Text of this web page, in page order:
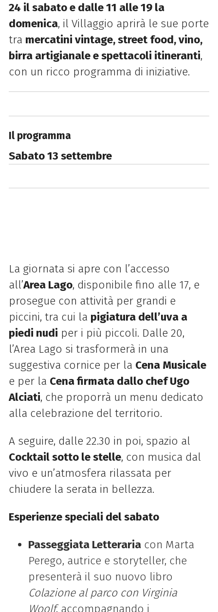
24 il sabato e dalle 11 alle 19 la
domenica, il Villaggio aprirà le sue porte
tra mercatini vintage, street food, vino,
birra artigianale e spettacoli itineranti,
con un ricco programma di iniziative.
Il programma
Sabato 13 settembre
La giornata si apre con l’accesso
all’Area Lago, disponibile fino alle 17, e
prosegue con attività per grandi e
piccini, tra cui la pigiatura dell’uva a
piedi nudi per i più piccoli. Dalle 20,
l’Area Lago si trasformerà in una
suggestiva cornice per la Cena Musicale
e per la Cena firmata dallo chef Ugo
Alciati, che proporrà un menu dedicato
alla celebrazione del territorio.
A seguire, dalle 22.30 in poi, spazio al
Cocktail sotto le stelle, con musica dal
vivo e un’atmosfera rilassata per
chiudere la serata in bellezza.
Esperienze speciali del sabato
Passeggiata Letterariacon Marta
Perego, autrice e storyteller, che
presenterà il suo nuovo libro
Colazione al parco con Virginia
Woolf, accompagnando i